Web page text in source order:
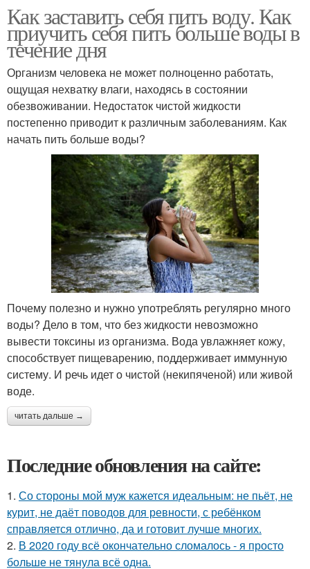
Как заставить себя пить воду. Как
приучить себя пить больше воды в
течение дня
Организм человека не может полноценно работать,
ощущая нехватку влаги, находясь в состоянии
обезвоживании. Недостаток чистой жидкости
постепенно приводит к различным заболеваниям. Как
начать пить больше воды?
Почему полезно и нужно употреблять регулярно много
воды? Дело в том, что без жидкости невозможно
вывести токсины из организма. Вода увлажняет кожу,
способствует пищеварению, поддерживает иммунную
систему. И речь идет о чистой (некипяченой) или живой
воде.
читать дальше →
Последние обновления на сайте:
1. Со стороны мой муж кажется идеальным: не пьёт, не
курит, не даёт поводов для ревности, с ребёнком
справляется отлично, да и готовит лучше многих.
2. В 2020 году всё окончательно сломалось - я просто
больше не тянула всё одна.